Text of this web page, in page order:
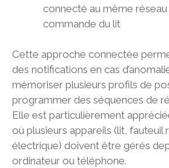
connecté au même réseau
commande du lit
Cette approche connectée
des notifications en cas
mémoriser plusieurs profils de
programmer des séquences de
Elle est particulièrement
où plusieurs appareils (lit, fauteuil
électrique) doivent être gérés
ordinateur ou téléphone.